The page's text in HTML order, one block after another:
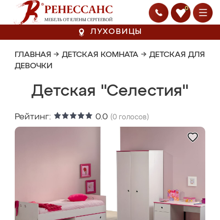
0
ЛУХОВИЦЫ
ГЛАВНАЯ → ДЕТСКАЯ КОМНАТА → ДЕТСКАЯ ДЛЯ
ДЕВОЧКИ
Детская "Селестия"
Рейтинг: 0.0 (0 голосов)